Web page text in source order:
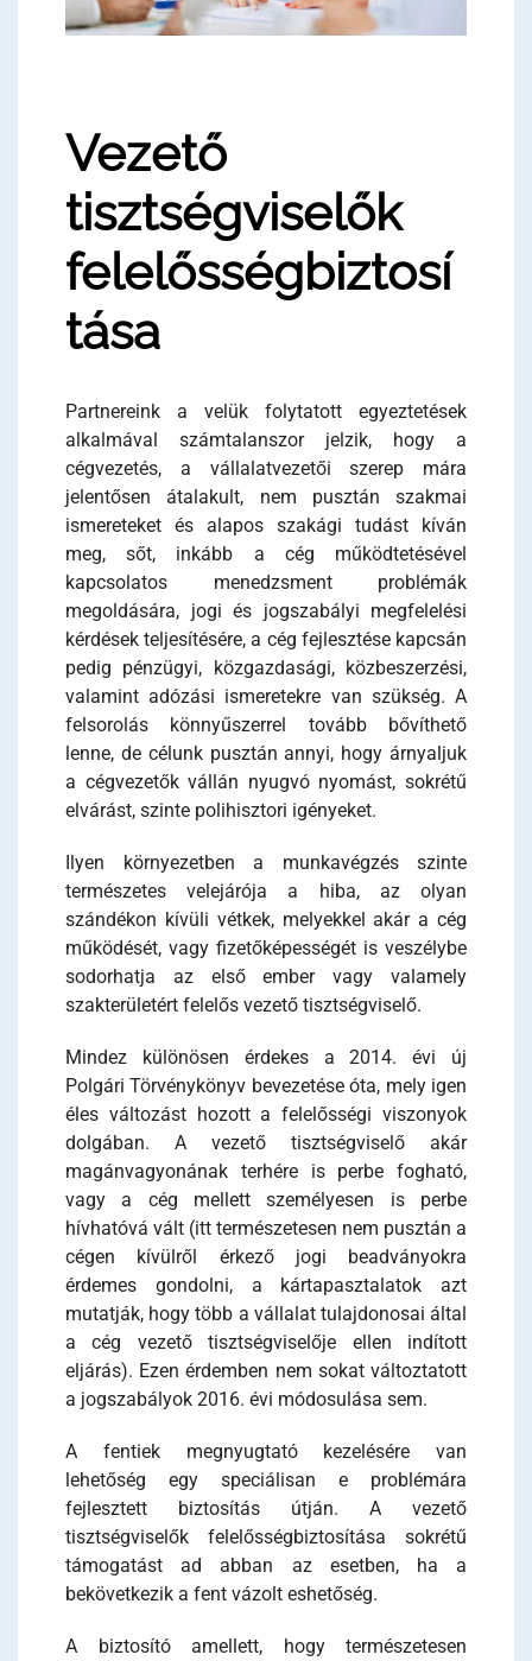
Vezető
tisztségviselők
felelősségbiztosí
tása
Partnereink a velük folytatott egyeztetések
alkalmával számtalanszor jelzik, hogy a
cégvezetés, a vállalatvezetői szerep mára
jelentősen átalakult, nem pusztán szakmai
ismereteket és alapos szakági tudást kíván
meg, sőt, inkább a cég működtetésével
kapcsolatos menedzsment problémák
megoldására, jogi és jogszabályi megfelelési
kérdések teljesítésére, a cég fejlesztése kapcsán
pedig pénzügyi, közgazdasági, közbeszerzési,
valamint adózási ismeretekre van szükség. A
felsorolás könnyűszerrel tovább bővíthető
lenne, de célunk pusztán annyi, hogy árnyaljuk
a cégvezetők vállán nyugvó nyomást, sokrétű
elvárást, szinte polihisztori igényeket.
Ilyen környezetben a munkavégzés szinte
természetes velejárója a hiba, az olyan
szándékon kívüli vétkek, melyekkel akár a cég
működését, vagy fizetőképességét is veszélybe
sodorhatja az első ember vagy valamely
szakterületért felelős vezető tisztségviselő.
Mindez különösen érdekes a 2014. évi új
Polgári Törvénykönyv bevezetése óta, mely igen
éles változást hozott a felelősségi viszonyok
dolgában. A vezető tisztségviselő akár
magánvagyonának terhére is perbe fogható,
vagy a cég mellett személyesen is perbe
hívhatóvá vált (itt természetesen nem pusztán a
cégen kívülről érkező jogi beadványokra
érdemes gondolni, a kártapasztalatok azt
mutatják, hogy több a vállalat tulajdonosai által
a cég vezető tisztségviselője ellen indított
eljárás). Ezen érdemben nem sokat változtatott
a jogszabályok 2016. évi módosulása sem.
A fentiek megnyugtató kezelésére van
lehetőség egy speciálisan e problémára
fejlesztett biztosítás útján. A vezető
tisztségviselők felelősségbiztosítása sokrétű
támogatást ad abban az esetben, ha a
bekövetkezik a fent vázolt eshetőség.
A biztosító amellett, hogy természetesen